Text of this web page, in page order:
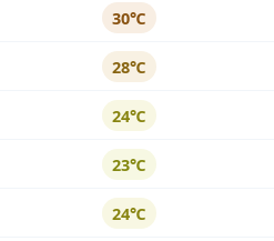
30℃
28℃
24℃
23℃
24℃